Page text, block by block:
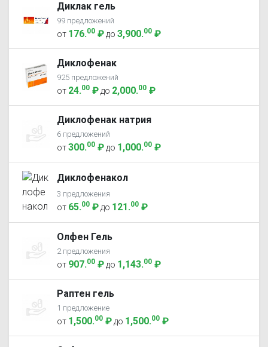
Диклак гель
99 предложений
от 176.00 ₽ до 3,900.00 ₽
Диклофенак
925 предложений
от 24.00 ₽ до 2,000.00 ₽
Диклофенак натрия
6 предложений
от300.00 ₽ до 1,000.00 ₽
Диклофенакол
3 предложения
от 65.00 ₽ до 121.00 ₽
Олфен Гель
2 предложения
от 907.00 ₽ до 1,143.00 ₽
Раптен гель
1 предложение
от 1,500.00 ₽ до 1,500.00 ₽